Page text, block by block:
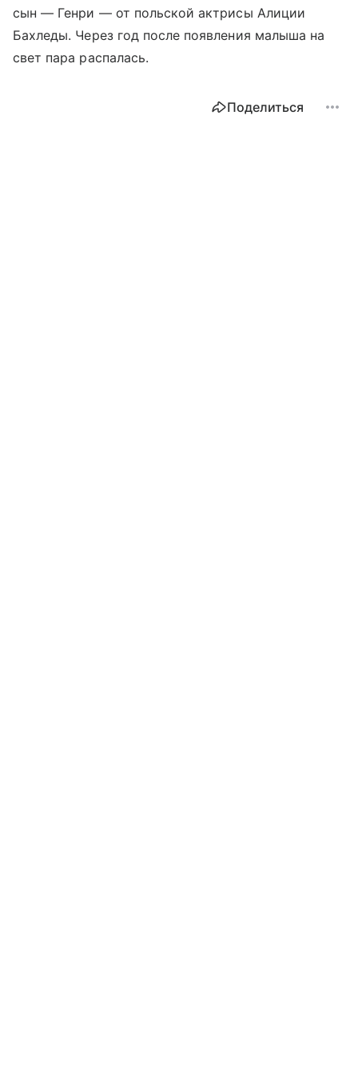
сын — Генри — от польской актрисы Алиции
Бахледы. Через год после появления малыша на
свет пара распалась.
Поделиться